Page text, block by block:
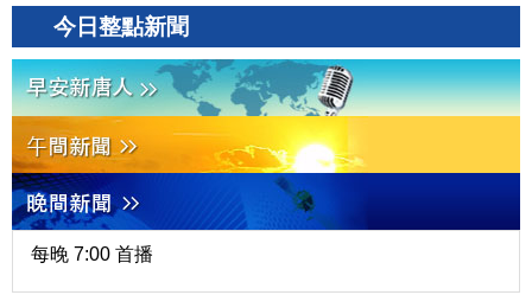
今日整點新聞
每晚 7:00 首播